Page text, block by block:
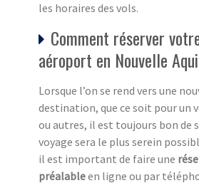
les horaires des vols.
Comment réserver
aéroport en Nouvelle
Lorsque l’on se rend vers une
destination, que ce soit pour un
ou autres, il est toujours bon de
voyage sera le plus serein
il est important de faire une
préalableen ligne ou par